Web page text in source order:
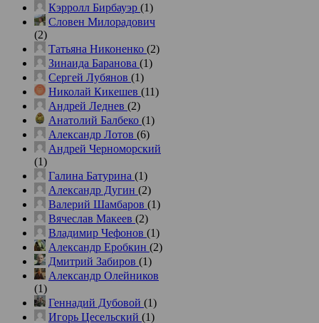
Кэрролл Бирбауэр (1)
Словен Милорадович
(2)
Татьяна Никоненко (2)
Зинаида Баранова (1)
Сергей Лубянов (1)
Николай Кикешев (11)
Андрей Леднев (2)
Анатолий Балбеко (1)
Александр Лотов (6)
Андрей Черноморский
(1)
Галина Батурина (1)
Александр Дугин (2)
Валерий Шамбаров (1)
Вячеслав Макеев (2)
Владимир Чефонов (1)
Александр Еробкин (2)
Дмитрий Забиров (1)
Александр Олейников
(1)
Геннадий Дубовой (1)
Игорь Цесельский (1)